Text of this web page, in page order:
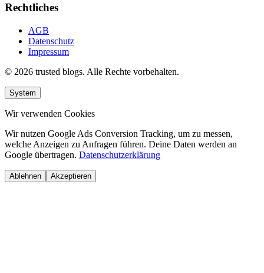
Rechtliches
AGB
Datenschutz
Impressum
© 2026 trusted blogs. Alle Rechte vorbehalten.
System
Wir verwenden Cookies
Wir nutzen Google Ads Conversion Tracking, um zu messen,
welche Anzeigen zu Anfragen führen. Deine Daten werden an
Google übertragen. Datenschutzerklärung
Ablehnen Akzeptieren